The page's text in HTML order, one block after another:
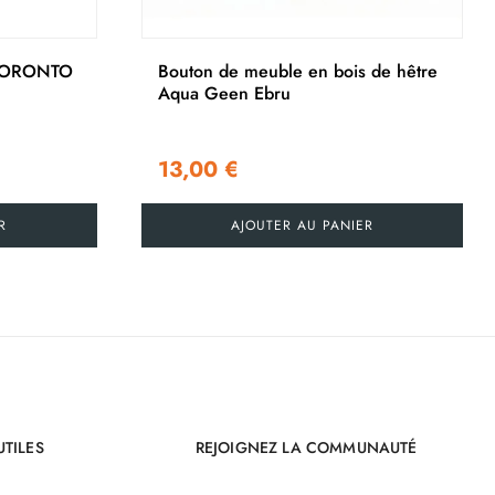
Bouton de meuble en bois de hêtre
Aqua Geen Ebru
13,00 €
AJOUTER AU PANIER
REJOIGNEZ LA COMMUNAUTÉ